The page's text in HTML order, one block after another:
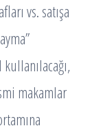
vs. satışa
kullanılacağı,
makamlar